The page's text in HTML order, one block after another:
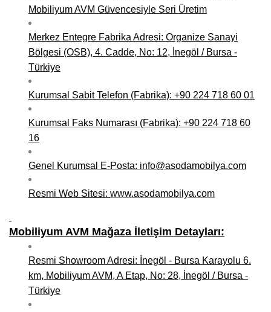
Mobiliyum AVM Güvencesiyle Seri Üretim
Merkez Entegre Fabrika Adresi: Organize Sanayi
Bölgesi (OSB), 4. Cadde, No: 12, İnegöl / Bursa -
Türkiye
Kurumsal Sabit Telefon (Fabrika): +90 224 718 60 01
Kurumsal Faks Numarası (Fabrika): +90 224 718 60
16
Genel Kurumsal E-Posta: info@asodamobilya.com
Resmi Web Sitesi: www.asodamobilya.com
Mobiliyum AVM Mağaza İletişim Detayları:
Resmi Showroom Adresi: İnegöl - Bursa Karayolu 6.
km, Mobiliyum AVM, A Etap, No: 28, İnegöl / Bursa -
Türkiye